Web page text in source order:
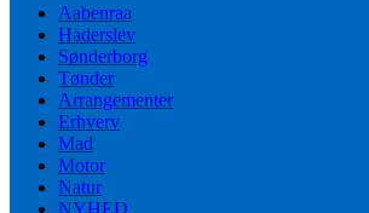
Aabenraa
Haderslev
Sønderborg
Tønder
Arrangementer
Erhverv
Mad
Motor
Natur
NYHED